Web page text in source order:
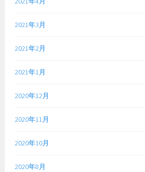
2021年3月
2021年2月
2021年1月
2020年12月
2020年11月
2020年10月
2020年8月